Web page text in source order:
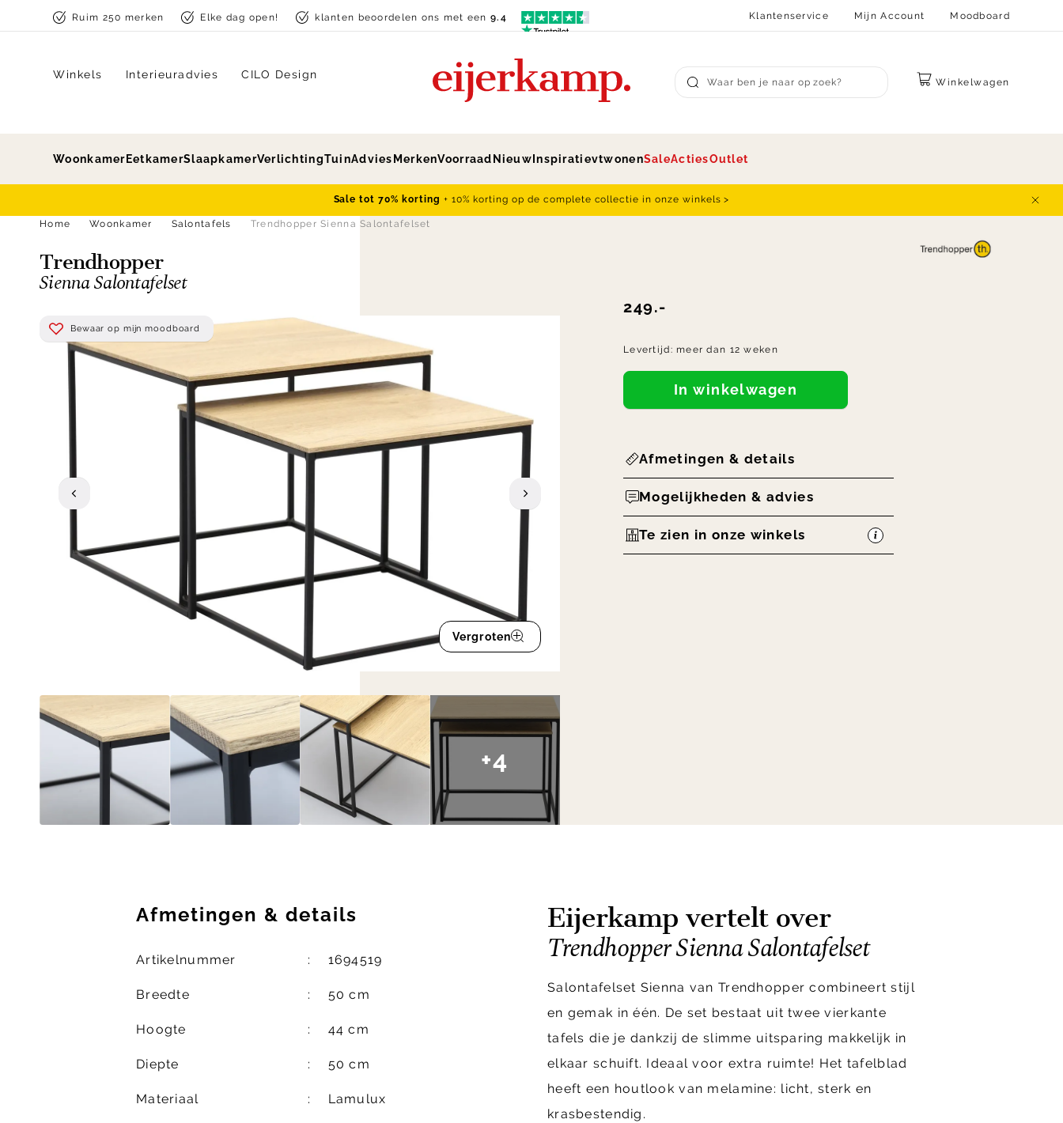
Skip to contentRuim 250 merken Elke dag open! klanten beoordelen ons met een9.4 Klantenservice Mijn Account Moodboard
Submit search
Winkelwagen
Winkels Interieuradvies CILO Design
Woonkamer EetkamerSlaapkamerVerlichtingTuinAdvies MerkenVoorraad Nieuw InspiratievtwonenSaleActiesOutlet
Sale tot 70% korting + 10% korting op de complete collectie in onze winkels >
Home
Woonkamer Salontafels Trendhopper Sienna Salontafelset
Trendhopper
Sienna Salontafelset
Bewaar op mijn moodboard
Vergroten
+4
249.-
Levertijd: meer dan 12 weken
In winkelwagen
Afmetingen & details
Mogelijkheden & advies
Te zien in onze winkels
Afmetingen & details
Artikelnummer 1694519
Breedte 50 cm
Hoogte 44 cm
Diepte 50 cm
Materiaal Lamulux
Eijerkamp vertelt over
Trendhopper Sienna Salontafelset
Salontafelset Sienna van Trendhopper combineert stijl
en gemak in één. De set bestaat uit twee vierkante
tafels die je dankzij de slimme uitsparing makkelijk in
elkaar schuift. Ideaal voor extra ruimte! Het tafelblad
heeft een houtlook van melamine: licht, sterk en
krasbestendig.